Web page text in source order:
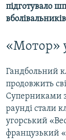
підготувало
«Мотор»
Гандбольний
продовжить
Суперниками
раунді стали
угорський
французький